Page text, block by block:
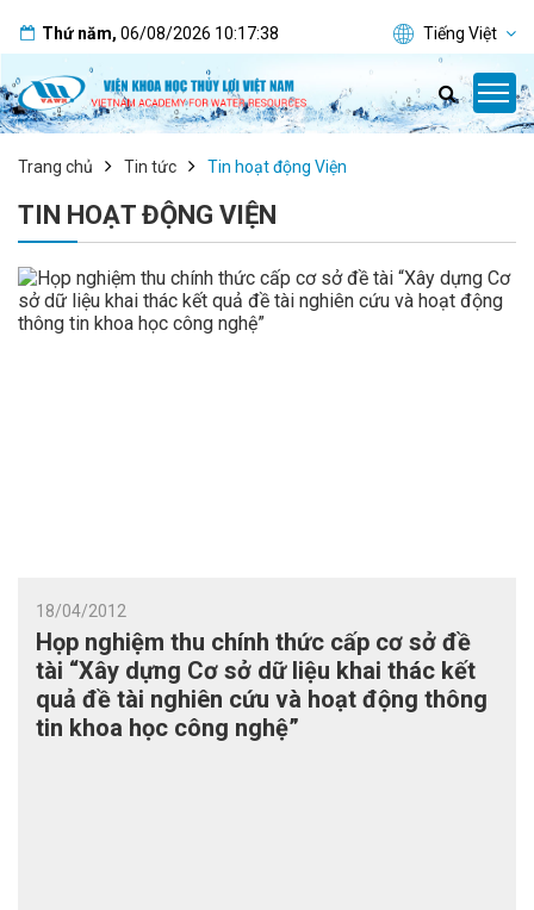
Thứ năm, 06/08/2026 10:17:38 Tiếng Việt
Trang chủ Tin tức Tin hoạt động Viện
TIN HOẠT ĐỘNG VIỆN
18/04/2012
Họp nghiệm thu chính thức cấp cơ sở đề
tài “Xây dựng Cơ sở dữ liệu khai thác kết
quả đề tài nghiên cứu và hoạt động thông
tin khoa học công nghệ”